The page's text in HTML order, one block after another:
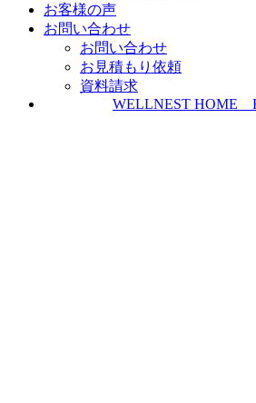
お客様の声
お問い合わせ
お問い合わせ
お見積もり依頼
資料請求
WELLNEST HOME